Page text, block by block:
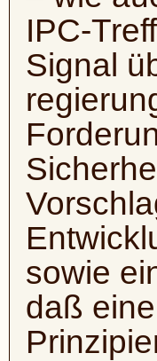
IPC-
Signal
sowie
daß